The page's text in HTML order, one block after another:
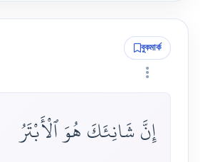
বুকমার্ক
إِنَّ شَانِئَكَ هُوَ ٱلْأَبْتَرُ